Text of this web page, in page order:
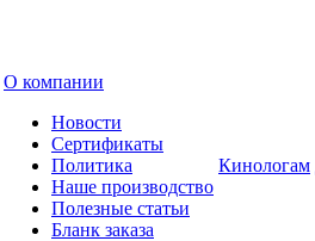
О компании
Новости
Сертификаты
Политика
Наше производство
Полезные статьи
Бланк заказа
Кинологам